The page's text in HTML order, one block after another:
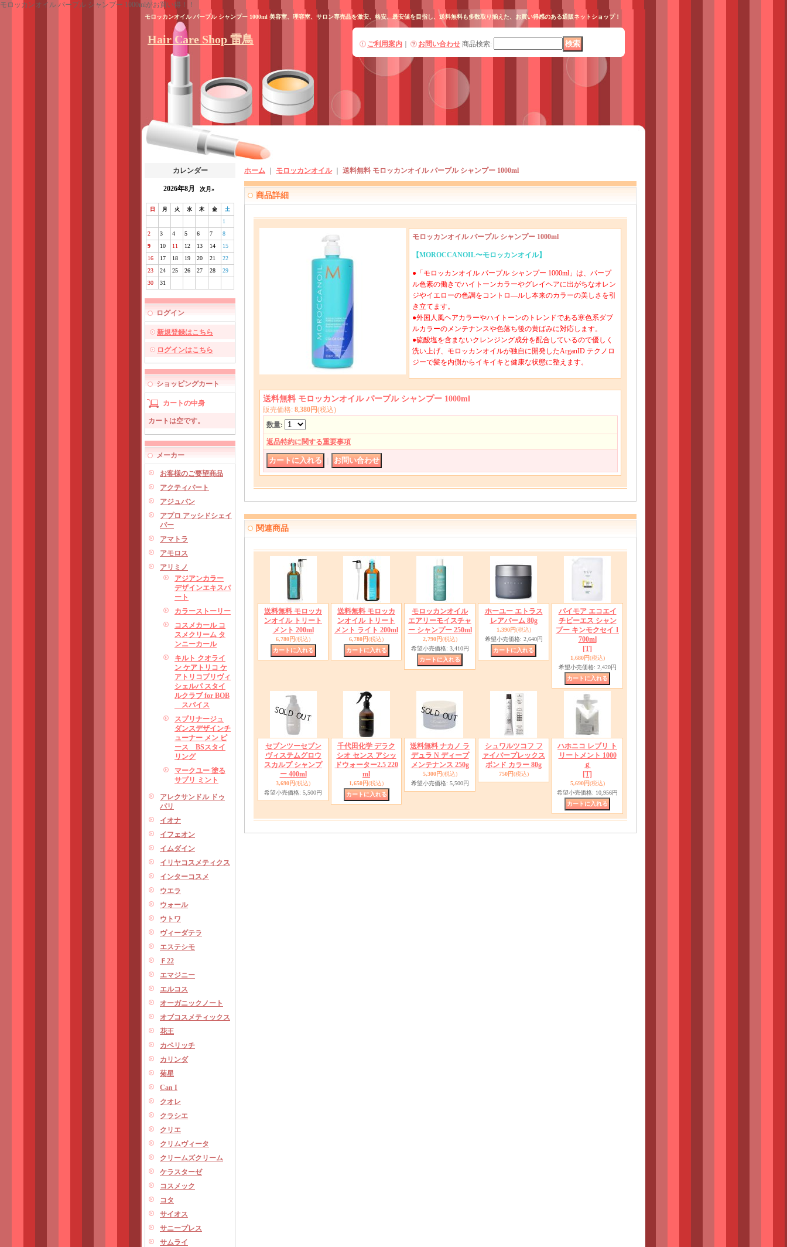
モロッカンオイル パープル シャンプー 1000mlがお買い得！！
モロッカンオイル パープル シャンプー 1000ml 美容室、理容室、サロン専売品を激安、格安、最安値を目指し、送料無料も多数取り揃えた、お買い得感のある通販ネットショップ！
Hair Care Shop 雷鳥 ご利用案内 お問い合わせ 商品検索:
カレンダー
2026年8月 次月»
日 月 火 水 木 金 土
1
2
3 4 5 6 7
8
9
10 11 12 13 14
15
16
17 18 19 20 21
22
23
24 25 26 27 28
29
30
31
ログイン
新規登録はこちら
ログインはこちら
ショッピングカート
カートの中身
カートは空です。
メーカー
お客様のご要望商品
アクティバート
アジュバン
アプロ アッシドシェイ
パー
アマトラ
アモロス
アリミノ
アジアンカラー
デザインエキスパ
ート
カラーストーリー
コスメカール コ
スメクリーム タ
ンニーカール
キルト クオライ
ン ケアトリコ ケ
アトリコプリヴィ
シェルパ スタイ
ルクラブ for BOB
スパイス
スプリナージュ
ダンスデザインチ
ューナー メン ピ
ース BSスタイ
リング
マークユー 塗る
サプリ ミント
アレクサンドル ドゥ
パリ
イオナ
イフェオン
イムダイン
イリヤコスメティクス
インターコスメ
ウエラ
ウォール
ウトワ
ヴィーダテラ
エステシモ
Ｆ22
エマジニー
エルコス
オーガニックノート
オブコスメティックス
花王
カペリッチ
カリンダ
菊星
Can I
クオレ
クラシエ
クリエ
クリムヴィータ
クリームズクリーム
ケラスターゼ
コスメック
コタ
サイオス
サニープレス
サムライ
ホーム モロッカンオイル｜ 送料無料 モロッカンオイル パープル シャンプー 1000ml
商品詳細
モロッカンオイル パープル シャンプー 1000ml
【MOROCCANOIL〜モロッカンオイル】
●「モロッカンオイル パープル シャンプー 1000ml」は、パープ
ル色素の働きでハイトーンカラーやグレイヘアに出がちなオレン
ジやイエローの色調をコントロ―ルし本来のカラーの美しさを引
き立てます。
●外国人風ヘアカラーやハイトーンのトレンドである寒色系ダブ
ルカラーのメンテナンスや色落ち後の黄ばみに対応します。
●硫酸塩を含まないクレンジング成分を配合しているので優しく
洗い上げ、モロッカンオイルが独自に開発したArganID テクノロ
ジーで髪を内側からイキイキと健康な状態に整えます。
送料無料 モロッカンオイル パープル シャンプー 1000ml
販売価格: 8,380円(税込)
数量:
返品特約に関する重要事項
関連商品
送料無料 モロッカ
ンオイル トリート
メント 200ml
6,780円(税込)
送料無料 モロッカ
ンオイル トリート
メント ライト 200ml
6,780円(税込)
モロッカンオイル
エアリーモイスチャ
ー シャンプー 250ml
2,790円(税込)
希望小売価格: 3,410円
ホーユー エトラス
レアバーム 80g
1,390円(税込)
希望小売価格: 2,640円
パイモア エコエイ
チビーエス シャン
プー キンモクセイ 1
700ml
[T]
1,680円(税込)
希望小売価格: 2,420円
セブンツーセブン
ヴィステムグロウ
スカルプ シャンプ
ー 400ml
3,690円(税込)
希望小売価格: 5,500円
千代田化学 デラク
シオ センス アシッ
ドウォーター2.5 220
ml
1,650円(税込)
送料無料 ナカノ ラ
デュラ N ディープ
メンテナンス 250g
5,300円(税込)
希望小売価格: 5,500円
シュワルツコフ フ
ァイバープレックス
ボンド カラー 80g
750円(税込)
ハホニコ レブリ ト
リートメント 1000
ｇ
[T]
5,690円(税込)
希望小売価格: 10,956円